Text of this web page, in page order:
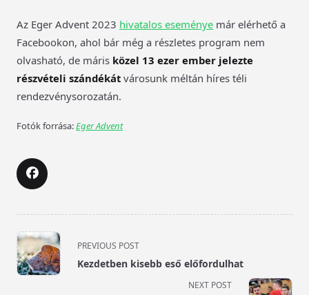
Az Eger Advent 2023 hivatalos eseménye már elérhető a
Facebookon, ahol bár még a részletes program nem
olvasható, de máris közel 13 ezer ember jelezte
részvételi szándékát városunk méltán híres téli
rendezvénysorozatán.
Fotók forrása:Eger Advent
<span
class="nav-
subtitle
PREVIOUS POST
Kezdetben kisebb eső előfordulhat
NEXT POST